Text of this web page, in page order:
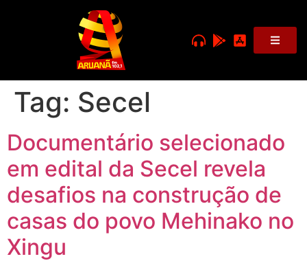
Tag: Secel
Documentário selecionado
em edital da Secel revela
desafios na construção de
casas do povo Mehinako no
Xingu